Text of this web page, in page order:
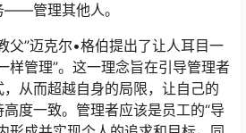
——管理其他人。
父”迈克尔•格伯提出了让人耳目一
样管理”。这一理念旨在引导管理者
从而超越自身的局限，让自己的
度一致。管理者应该是员工的“导